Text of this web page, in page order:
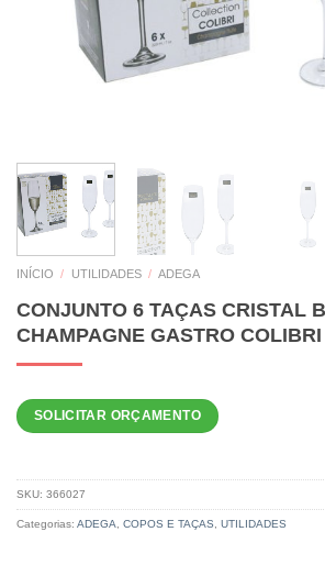
INÍCIO / UTILIDADES / ADEGA
CONJUNTO 6 TAÇAS CRISTAL
CHAMPAGNE GASTRO
SOLICITAR ORÇAMENTO
SKU: 366027
Categorias: ADEGA, COPOS E TAÇAS, UTILIDADES